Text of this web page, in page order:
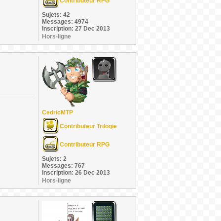
Sujets: 42
Messages: 4974
Inscription: 27 Dec 2013
Hors-ligne
CedricMTP
Contributeur Trilogie
Contributeur RPG
Sujets: 2
Messages: 767
Inscription: 26 Dec 2013
Hors-ligne